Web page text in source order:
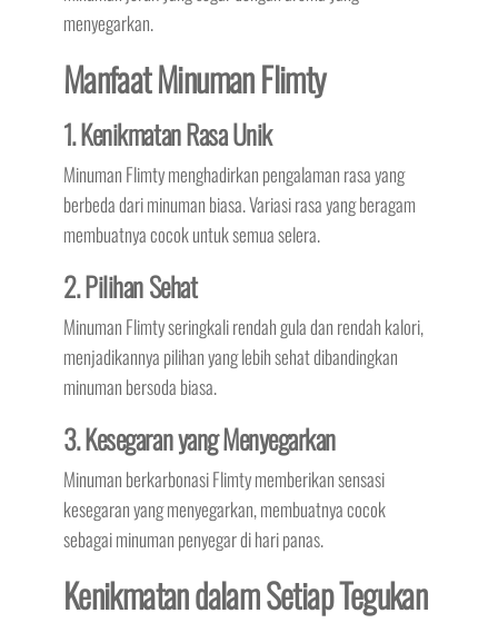
menyegarkan.
Manfaat Minuman Flimty
1. Kenikmatan Rasa Unik
Minuman Flimty menghadirkan pengalaman rasa yang
berbeda dari minuman biasa. Variasi rasa yang beragam
membuatnya cocok untuk semua selera.
2. Pilihan Sehat
Minuman Flimty seringkali rendah gula dan rendah kalori,
menjadikannya pilihan yang lebih sehat dibandingkan
minuman bersoda biasa.
3. Kesegaran yang Menyegarkan
Minuman berkarbonasi Flimty memberikan sensasi
kesegaran yang menyegarkan, membuatnya cocok
sebagai minuman penyegar di hari panas.
Kenikmatan dalam Setiap Tegukan